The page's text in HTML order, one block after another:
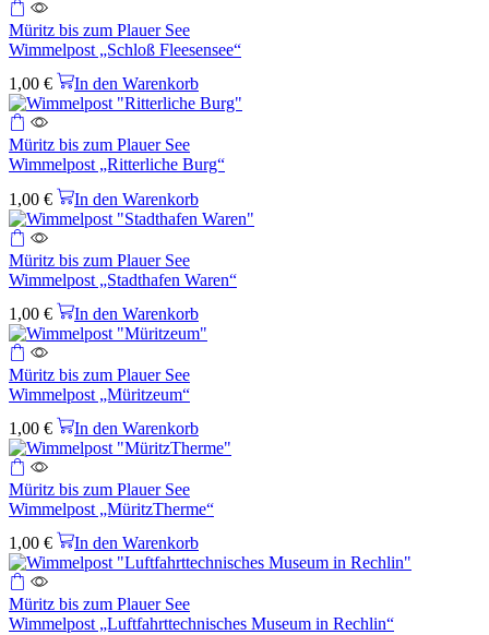
Müritz bis zum Plauer See
Wimmelpost „Schloß Fleesensee“
1,00 € In den Warenkorb
Müritz bis zum Plauer See
Wimmelpost „Ritterliche Burg“
1,00 € In den Warenkorb
Müritz bis zum Plauer See
Wimmelpost „Stadthafen Waren“
1,00 € In den Warenkorb
Müritz bis zum Plauer See
Wimmelpost „Müritzeum“
1,00 € In den Warenkorb
Müritz bis zum Plauer See
Wimmelpost „MüritzTherme“
1,00 € In den Warenkorb
Müritz bis zum Plauer See
Wimmelpost „Luftfahrttechnisches Museum in Rechlin“